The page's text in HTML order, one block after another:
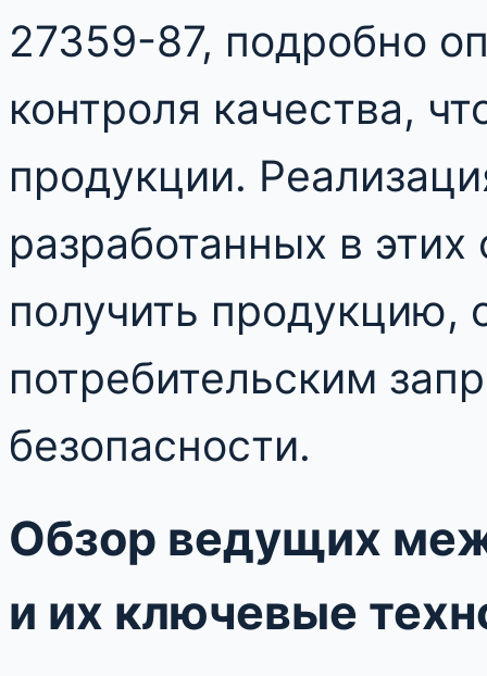
27359-87, подробно
контроля качества,
продукции.
разработанных в этих
получить продукцию,
потребительским
безопасности.
Обзор ведущих
и их ключевые